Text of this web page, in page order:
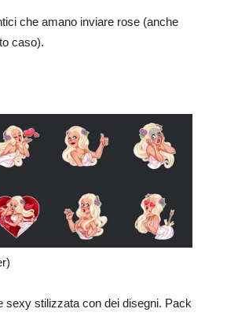
che amano inviare rose (anche
caso).
sexy stilizzata con dei disegni. Pack